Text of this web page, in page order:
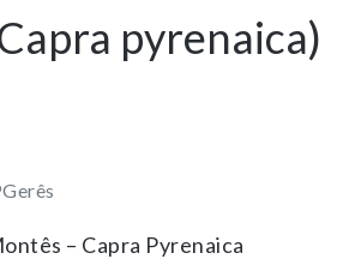
pyrenaica)
– Capra Pyrenaica